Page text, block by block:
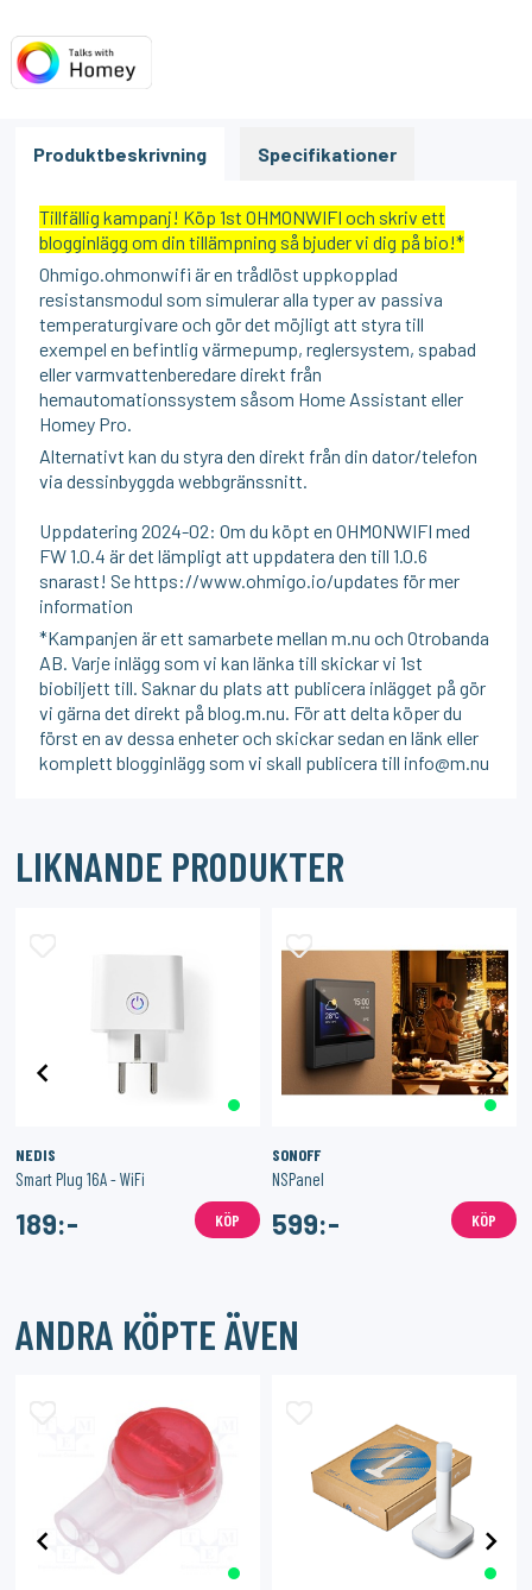
Produktbeskrivning Specifikationer
Tillfällig kampanj! Köp 1st OHMONWIFI och skriv ett
blogginlägg om din tillämpning så bjuder vi dig på bio!*
Ohmigo.ohmonwifi är en trådlöst uppkopplad
resistansmodul som simulerar alla typer av passiva
temperaturgivare och gör det möjligt att styra till
exempel en befintlig värmepump, reglersystem, spabad
eller varmvattenberedare direkt från
hemautomationssystem såsom Home Assistant eller
Homey Pro.
Alternativt kan du styra den direkt från din dator/telefon
via dessinbyggda webbgränssnitt.
Uppdatering 2024-02: Om du köpt en OHMONWIFI med
FW 1.0.4 är det lämpligt att uppdatera den till 1.0.6
snarast! Se https://www.ohmigo.io/updates för mer
information
*Kampanjen är ett samarbete mellan m.nu och Otrobanda
AB. Varje inlägg som vi kan länka till skickar vi 1st
biobiljett till. Saknar du plats att publicera inlägget på gör
vi gärna det direkt på blog.m.nu. För att delta köper du
först en av dessa enheter och skickar sedan en länk eller
komplett blogginlägg som vi skall publicera till info@m.nu
LIKNANDE PRODUKTER
NEDIS
Smart Plug 16A - WiFi
189:- KÖP
SONOFF
NSPanel
599:- KÖP
ANDRA KÖPTE ÄVEN